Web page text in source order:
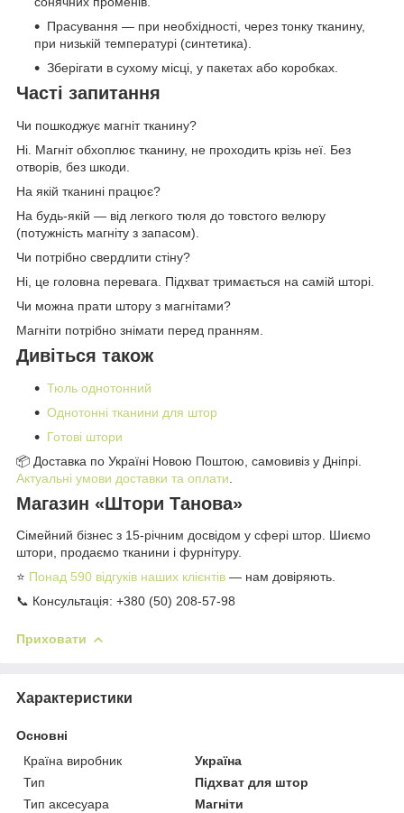
Прасування — при необхідності, через тонку тканину,
при низькій температурі (синтетика).
Зберігати в сухому місці, у пакетах або коробках.
Часті запитання
Чи пошкоджує магніт тканину?
Ні. Магніт обхоплює тканину, не проходить крізь неї. Без
отворів, без шкоди.
На якій тканині працює?
На будь-якій — від легкого тюля до товстого велюру
(потужність магніту з запасом).
Чи потрібно свердлити стіну?
Ні, це головна перевага. Підхват тримається на самій штopi.
Чи можна прати штору з магнітами?
Магніти потрібно знімати перед пранням.
Дивіться також
Тюль однотонний
Однотонні тканини для штор
Готові штори
📦 Доставка по Україні Новою Поштою, самовивіз у Дніпрі.
Актуальні умови доставки та оплати
Магазин «Штори Танова»
Сімейний бізнес з 15-річним досвідом у сфері штор. Шиємо
штори, продаємо тканини і фурнітуру.
⭐ Понад 590 відгуків наших клієнтів — нам довіряють.
📞 Консультація: +380 (50) 208-57-98
Приховати
Характеристики
Основні
Країна виробник
Україна
Тип
Підхват для штор
Тип аксесуара
Магніти